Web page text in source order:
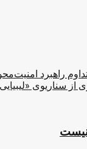
راهبرد
از سناریوی